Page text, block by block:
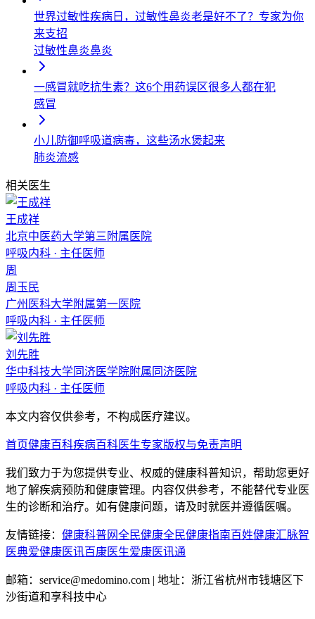
世界过敏性疾病日，过敏性鼻炎老是好不了？专家为你
来支招
过敏性鼻炎鼻炎
一感冒就吃抗生素？这6个用药误区很多人都在犯
感冒
小儿防御呼吸道病毒，这些汤水煲起来
肺炎流感
相关医生
王成祥
北京中医药大学第三附属医院
呼吸内科 · 主任医师
周
周玉民
广州医科大学附属第一医院
呼吸内科 · 主任医师
刘先胜
华中科技大学同济医学院附属同济医院
呼吸内科 · 主任医师
本文内容仅供参考，不构成医疗建议。
首页健康百科疾病百科医生专家版权与免责声明
我们致力于为您提供专业、权威的健康科普知识，帮助您更好
地了解疾病预防和健康管理。内容仅供参考，不能替代专业医
生的诊断和治疗。如有健康问题，请及时就医并遵循医嘱。
友情链接： 健康科普网全民健康全民健康指南百姓健康汇脉智
医典爱健康医讯百康医生爱康医讯通
邮箱：service@medomino.com | 地址：浙江省杭州市钱塘区下
沙街道和享科技中心